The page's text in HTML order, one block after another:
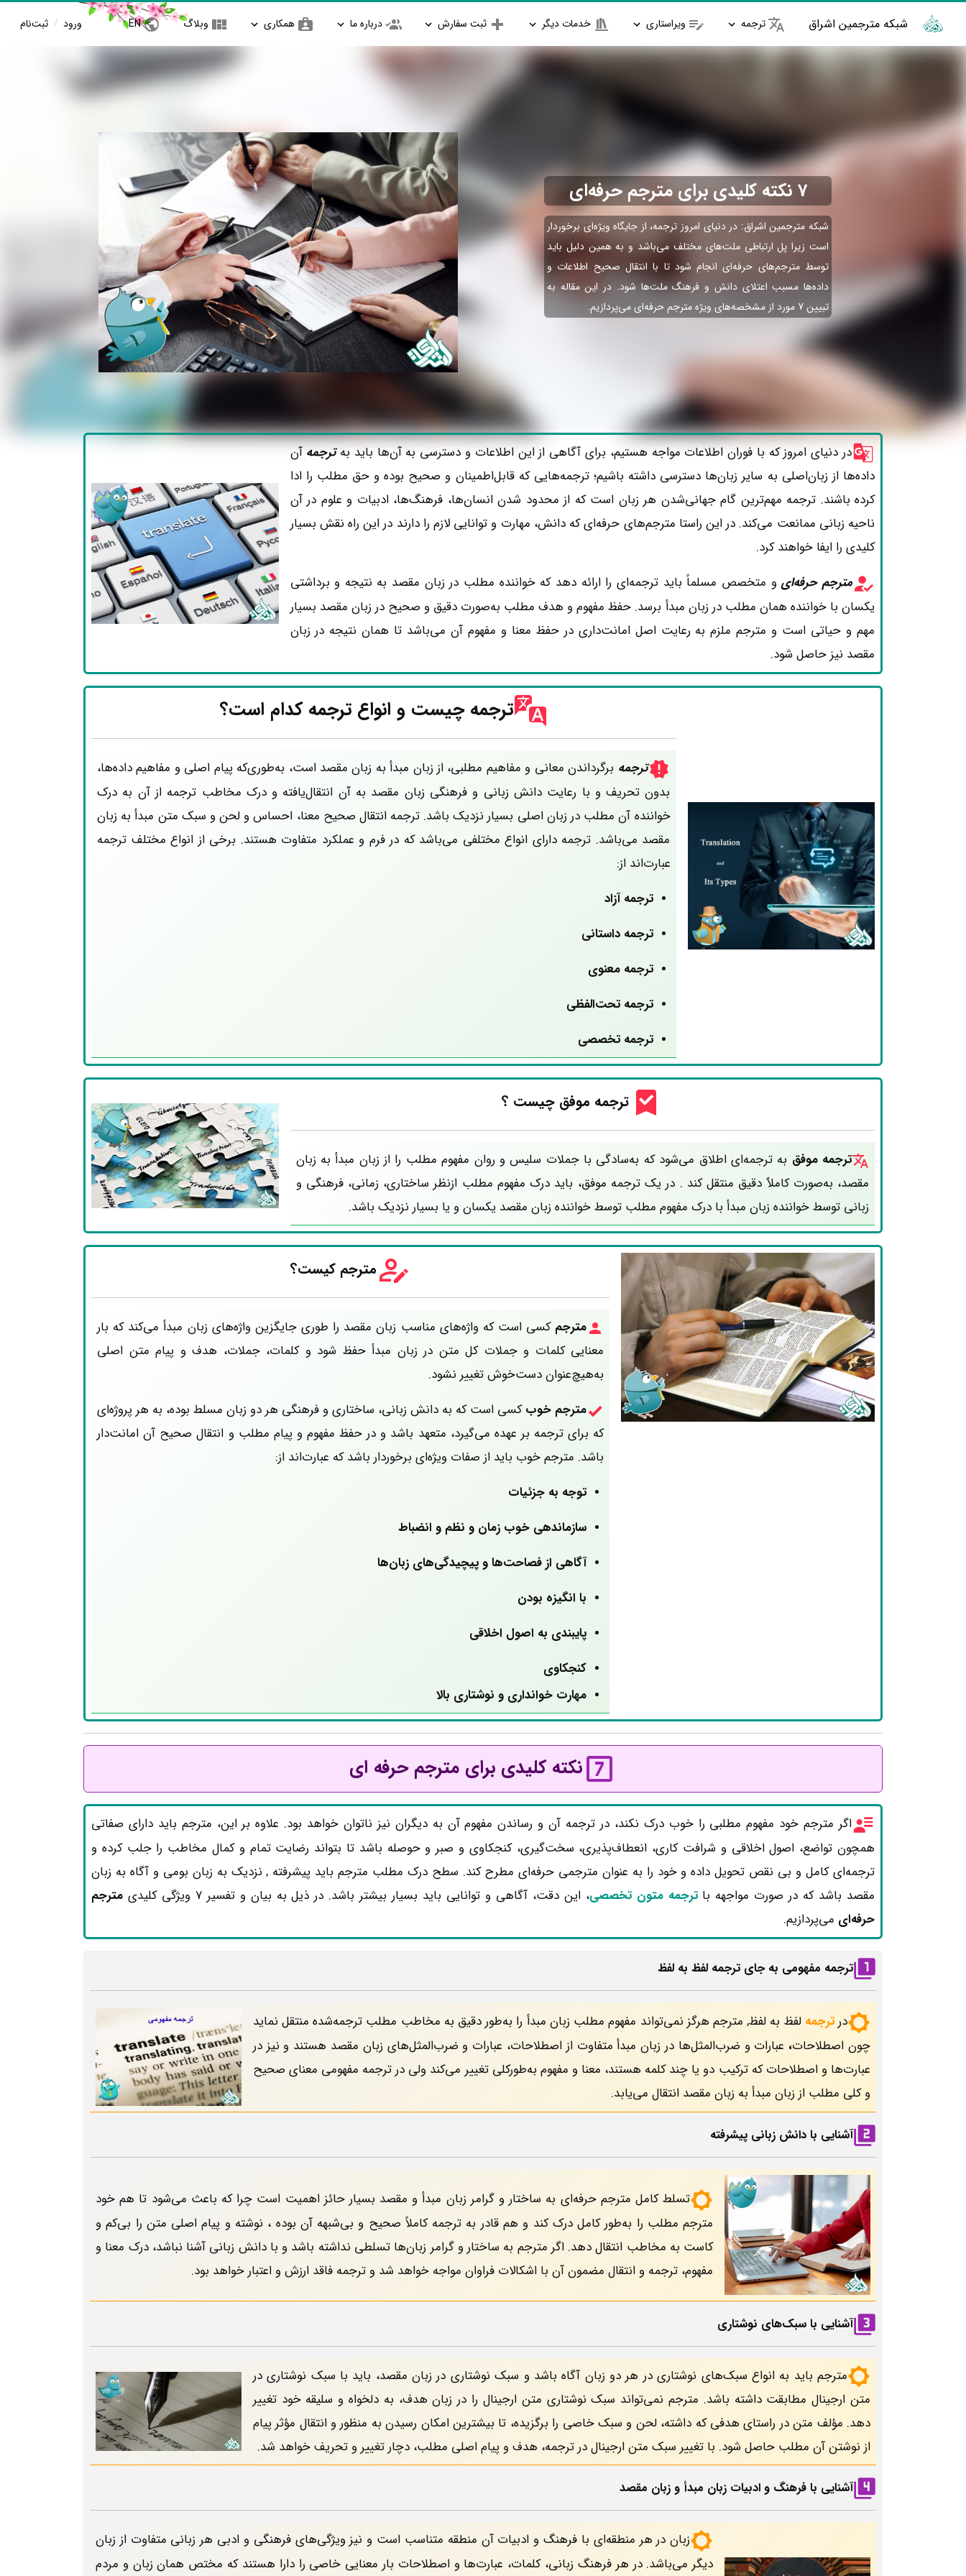
شبکه مترجمین اشراق ترجمه ویراستاری خدمات دیگر ثبت سفارش درباره ما همکاری وبلاگ EN ورود / ثبت‌نام
7 نکته کلیدی برای مترجم حرفه‌ای
شبکه مترجمین اشراق: در دنیای امروز ترجمه، از جایگاه ویژه‌ای برخوردار
است زیرا پل ارتباطی ملت‌های مختلف می‌باشد و به همین دلیل باید
توسط مترجم‌های حرفه‌ای انجام شود تا با انتقال صحیح اطلاعات و
داده‌ها مسبب اعتلای دانش و فرهنگ ملت‌ها شود. در این مقاله به
تبیین 7 مورد از مشخصه‌های ویژه مترجم حرفه‌ای می‌پردازیم.
در دنیای امروز که با فوران اطلاعات مواجه هستیم، برای آگاهی از این اطلاعات و دسترسی به آن‌ها باید بهترجمهآن‌
داده‌ها از زبان‌اصلی به سایر زبان‌ها دسترسی داشته باشیم؛ ترجمه‌هایی که قابل‌اطمینان و صحیح بوده و حق مطلب را ادا
کرده باشند. ترجمه مهم‌ترین گام جهانی‌شدن هر زبان است که از محدود شدن انسان‌ها، فرهنگ‌ها، ادبیات و علوم در آن
ناحیه زبانی ممانعت می‌کند. در این راستا مترجم‌های حرفه‌ای که دانش، مهارت و توانایی لازم را دارند در این راه نقش بسیار
کلیدی را ایفا خواهند کرد.
مترجم حرفه‌ایو متخصص مسلماً باید ترجمه‌ای را ارائه دهد که خواننده مطلب در زبان مقصد به نتیجه و برداشتی
یکسان با خواننده همان مطلب در زبان مبدأ برسد. حفظ مفهوم و هدف مطلب به‌صورت دقیق و صحیح در زبان مقصد بسیار
مهم و حیاتی است و مترجم ملزم به رعایت اصل امانت‌داری در حفظ معنا و مفهوم آن می‌باشد تا همان نتیجه در زبان
مقصد نیز حاصل شود.
ترجمه چیست و انواع ترجمه کدام است؟
ترجمه برگرداندن معانی و مفاهیم مطلبی، از زبان مبدأ به زبان مقصد است، به‌طوری‌که پیام اصلی و مفاهیم داده‌ها،
بدون تحریف و با رعایت دانش زبانی و فرهنگی زبان مقصد به آن انتقال‌یافته و درک مخاطب ترجمه از آن به درک
خواننده آن مطلب در زبان اصلی بسیار نزدیک باشد. ترجمه انتقال صحیح معنا، احساس و لحن و سبک متن مبدأ به زبان
مقصد می‌باشد. ترجمه دارای انواع مختلفی می‌باشد که در فرم و عملکرد متفاوت هستند. برخی از انواع مختلف ترجمه
عبارت‌اند از:
ترجمه آزاد
ترجمه داستانی
ترجمه معنوی
ترجمه تحت‌الفظی
ترجمه تخصصی
ترجمه موفق چیست ؟
ترجمه موفق به ترجمه‌ای اطلاق می‌شود که به‌سادگی با جملات سلیس و روان مفهوم مطلب را از زبان مبدأ به زبان
مقصد، به‌صورت کاملاٌ دقیق منتقل کند . در یک ترجمه موفق، باید درک مفهوم مطلب ازنظر ساختاری، زمانی، فرهنگی و
زبانی توسط خواننده زبان مبدأ با درک مفهوم مطلب توسط خواننده زبان مقصد یکسان و یا بسیار نزدیک باشد.
مترجم کیست؟
مترجمکسی است که واژه‌های مناسب زبان مقصد را طوری جایگزین واژه‌های زبان مبدأ می‌کند که بار
معنایی کلمات و جملات کل متن در زبان مبدأ حفظ شود و کلمات، جملات، هدف و پیام متن اصلی
به‌هیچ‌عنوان دست‌خوش تغییر نشود.
مترجم خوبکسی است که به دانش زبانی، ساختاری و فرهنگی هر دو زبان مسلط بوده، به هر پروژه‌ای
که برای ترجمه بر عهده می‌گیرد، متعهد باشد و در حفظ مفهوم و پیام مطلب و انتقال صحیح آن امانت‌دار
باشد. مترجم خوب باید از صفات ویژه‌ای برخوردار باشد که عبارت‌اند از:
توجه به جزئیات
سازماندهی خوب زمان و نظم و انضباط
آگاهی از فصاحت‌ها و پیچیدگی‌های زبان‌ها
با انگیزه بودن
پایبندی به اصول اخلاقی
کنجکاوی
مهارت خوانداری و نوشتاری بالا
نکته کلیدی برای مترجم حرفه ای
اگر مترجم خود مفهوم مطلبی را خوب درک نکند، در ترجمه آن و رساندن مفهوم آن به دیگران نیز ناتوان خواهد بود. علاوه بر این، مترجم باید دارای صفاتی
همچون تواضع، اصول اخلاقی و شرافت کاری، انعطاف‌پذیری، سخت‌گیری، کنجکاوی و صبر و حوصله باشد تا بتواند رضایت تمام و کمال مخاطب را جلب کرده و
ترجمه‌ای کامل و بی نقص تحویل داده و خود را به عنوان مترجمی حرفه‌ای مطرح کند. سطح درک مطلب مترجم باید پیشرفته , نزدیک به زبان بومی و آگاه به زبان
مقصد باشد که در صورت مواجهه باترجمه متون تخصصی، این دقت، آگاهی و توانایی باید بسیار بیشتر باشد. در ذیل به بیان و تفسیر 7 ویژگی کلیدی
مترجم
حرفه‌ای می‌پردازیم.
ترجمه مفهومی به جای ترجمه لفظ به لفظ
درترجمه لفظ به لفظ, مترجم هرگز نمی‌تواند مفهوم مطلب زبان مبدأ را به‌طور دقیق به مخاطب مطلب ترجمه‌شده منتقل نماید
چون اصطلاحات، عبارات و ضرب‌المثل‌ها در زبان مبدأ متفاوت از اصطلاحات، عبارات و ضرب‌المثل‌های زبان مقصد هستند و نیز در
عبارت‌ها و اصطلاحات که ترکیب دو یا چند کلمه هستند، معنا و مفهوم به‌طورکلی تغییر می‌کند ولی در ترجمه مفهومی معنای صحیح
و کلی مطلب از زبان مبدأ به زبان مقصد انتقال می‌یابد.
آشنایی با دانش زبانی پیشرفته
تسلط کامل مترجم حرفه‌ای به ساختار و گرامر زبان مبدأ و مقصد بسیار حائز اهمیت است چرا که باعث می‌شود تا هم خود
مترجم مطلب را به‌طور کامل درک کند و هم قادر به ترجمه کاملاً صحیح و بی‌شبهه آن بوده ، نوشته و پیام اصلی متن را بی‌کم و
کاست به مخاطب انتقال دهد. اگر مترجم به ساختار و گرامر زبان‌ها تسلطی نداشته باشد و با دانش زبانی آشنا نباشد، درک معنا و
مفهوم، ترجمه و انتقال مضمون آن با اشکالات فراوان مواجه خواهد شد و ترجمه فاقد ارزش و اعتبار خواهد بود.
آشنایی با سبک‌های نوشتاری
مترجم باید به انواع سبک‌های نوشتاری در هر دو زبان آگاه باشد و سبک نوشتاری در زبان مقصد، باید با سبک نوشتاری در
متن ارجینال مطابقت داشته باشد. مترجم نمی‌تواند سبک نوشتاری متن ارجینال را در زبان هدف، به دلخواه و سلیقه خود تغییر
دهد. مؤلف متن در راستای هدفی که داشته، لحن و سبک خاصی را برگزیده، تا بیشترین امکان رسیدن به منظور و انتقال مؤثر پیام
از نوشتن آن مطلب حاصل شود. با تغییر سبک متن ارجینال در ترجمه، هدف و پیام اصلی مطلب، دچار تغییر و تحریف خواهد شد.
آشنایی با فرهنگ و ادبیات زبان مبدأ و زبان مقصد
زبان در هر منطقه‌ای با فرهنگ و ادبیات آن منطقه متناسب است و نیز ویژگی‌های فرهنگی و ادبی هر زبانی متفاوت از زبان
دیگر می‌باشد. در هر فرهنگ زبانی، کلمات، عبارت‌ها و اصطلاحات بار معنایی خاصی را دارا هستند که مختص همان زبان و مردم